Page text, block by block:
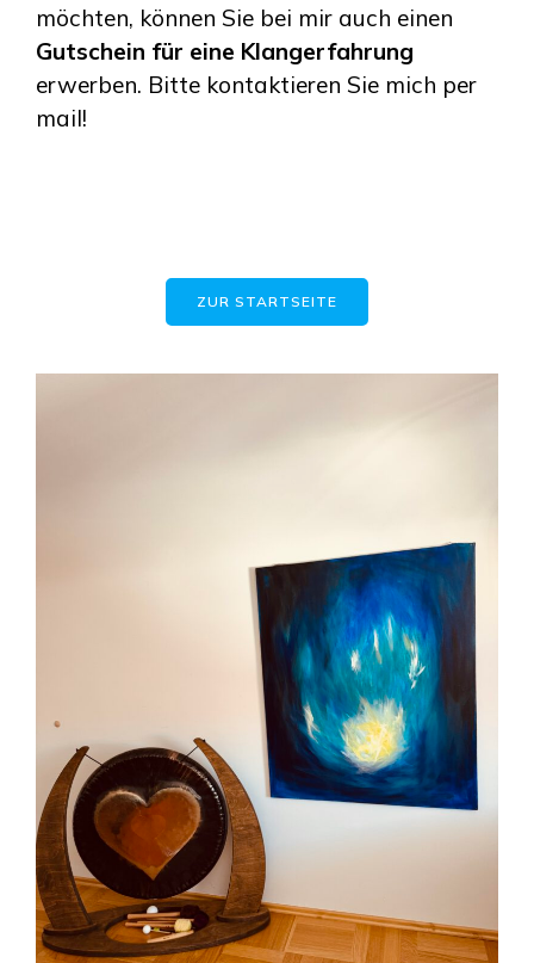
möchten, können Sie bei mir auch einen
Gutschein für eine Klangerfahrung
erwerben. Bitte kontaktieren Sie mich per
mail!
ZUR STARTSEITE